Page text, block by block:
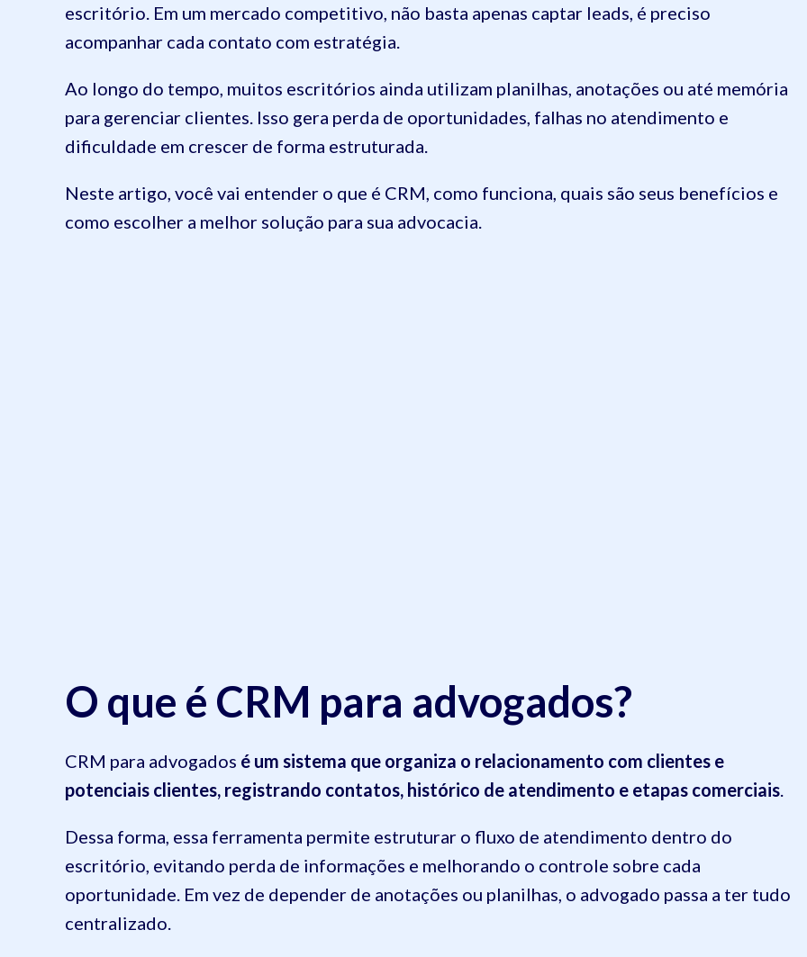
escritório. Em um mercado competitivo, não basta apenas captar leads, é preciso
acompanhar cada contato com estratégia.
Ao longo do tempo, muitos escritórios ainda utilizam planilhas, anotações ou até memória
para gerenciar clientes. Isso gera perda de oportunidades, falhas no atendimento e
dificuldade em crescer de forma estruturada.
Neste artigo, você vai entender o que é CRM, como funciona, quais são seus benefícios e
como escolher a melhor solução para sua advocacia.
O que é CRM para advogados?
CRM para advogados é um sistema que organiza o relacionamento com clientes e
potenciais clientes, registrando contatos, histórico de atendimento e etapas comerciais
Dessa forma, essa ferramenta permite estruturar o fluxo de atendimento dentro do
escritório, evitando perda de informações e melhorando o controle sobre cada
oportunidade. Em vez de depender de anotações ou planilhas, o advogado passa a ter tudo
centralizado.